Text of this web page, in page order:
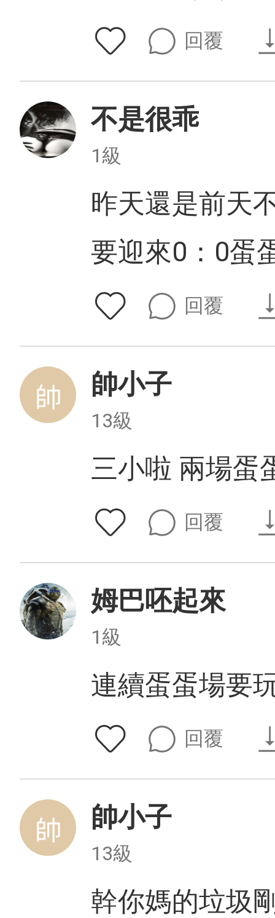
回覆
不是很乖
1級
昨天還是前天
要迎來0：0蛋
回覆
帥小子
13級
三小啦 兩場蛋
回覆
姆巴呸起來
1級
連續蛋蛋場要
回覆
帥小子
13級
幹你媽的垃圾